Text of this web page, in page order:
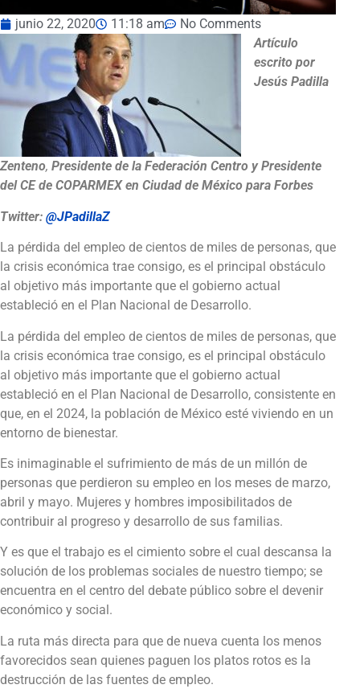
junio 22, 2020 11:18 am
No Comments
Artículo
escrito por
Jesús Padilla
Zenteno, Presidente de la Federación Centro y Presidente
del CE de COPARMEX en Ciudad de México para Forbes
Twitter: @JPadillaZ
La pérdida del empleo de cientos de miles de personas, que
la crisis económica trae consigo, es el principal obstáculo
al objetivo más importante que el gobierno actual
estableció en el Plan Nacional de Desarrollo.
La pérdida del empleo de cientos de miles de personas, que
la crisis económica trae consigo, es el principal obstáculo
al objetivo más importante que el gobierno actual
estableció en el Plan Nacional de Desarrollo, consistente en
que, en el 2024, la población de México esté viviendo en un
entorno de bienestar.
Es inimaginable el sufrimiento de más de un millón de
personas que perdieron su empleo en los meses de marzo,
abril y mayo. Mujeres y hombres imposibilitados de
contribuir al progreso y desarrollo de sus familias.
Y es que el trabajo es el cimiento sobre el cual descansa la
solución de los problemas sociales de nuestro tiempo; se
encuentra en el centro del debate público sobre el devenir
económico y social.
La ruta más directa para que de nueva cuenta los menos
favorecidos sean quienes paguen los platos rotos es la
destrucción de las fuentes de empleo.